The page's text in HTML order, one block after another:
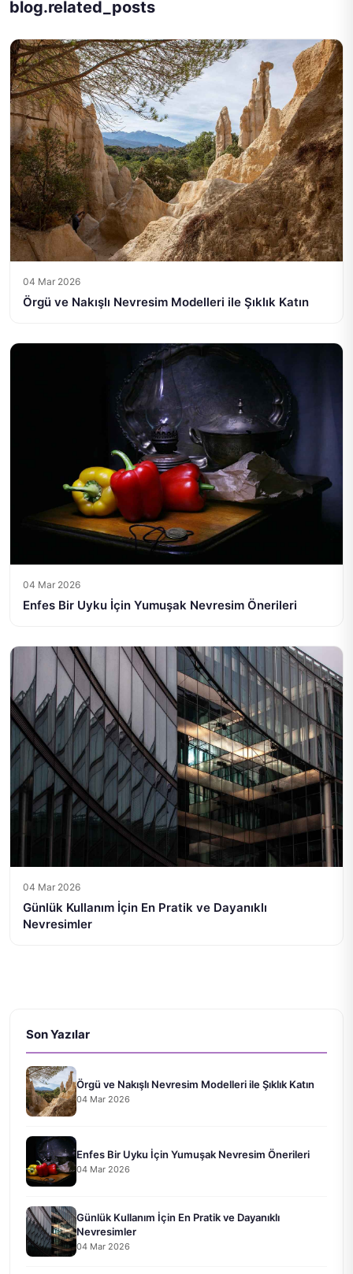
blog.related_posts
04 Mar 2026
Örgü ve Nakışlı Nevresim Modelleri ile Şıklık Katın
04 Mar 2026
Enfes Bir Uyku İçin Yumuşak Nevresim Önerileri
04 Mar 2026
Günlük Kullanım İçin En Pratik ve Dayanıklı
Nevresimler
Son Yazılar
Örgü ve Nakışlı Nevresim Modelleri ile Şıklık Katın
04 Mar 2026
Enfes Bir Uyku İçin Yumuşak Nevresim Önerileri
04 Mar 2026
Günlük Kullanım İçin En Pratik ve Dayanıklı
Nevresimler
04 Mar 2026